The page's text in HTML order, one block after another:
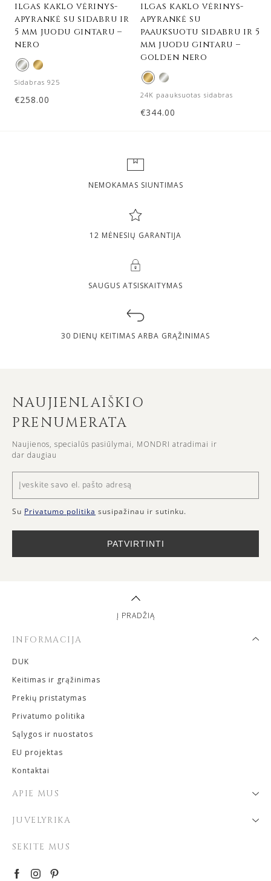
ilgas kaklo vėrinys-
apyrankė su sidabru ir
5 mm juodu gintaru –
nero
Sidabras 925
€258.00
ilgas kaklo vėrinys-
apyrankė su
paauksuotu sidabru ir 5
mm juodu gintaru –
golden nero
24K paauksuotas sidabras
€344.00
NEMOKAMAS SIUNTIMAS
12 MĖNESIŲ GARANTIJA
SAUGUS ATSISKAITYMAS
30 DIENŲ KEITIMAS ARBA GRĄŽINIMAS
NAUJIENLAIŠKIO
PRENUMERATA
Naujienos, specialūs pasiūlymai, MONDRI atradimai ir
dar daugiau
Su Privatumo politika susipažinau ir sutinku.
PATVIRTINTI
INFORMACIJA
DUK
Keitimas ir grąžinimas
Prekių pristatymas
Privatumo politika
Sąlygos ir nuostatos
EU projektas
Kontaktai
APIE MUS
JUVELYRIKA
SEKITE MUS
Į PRADŽIĄ